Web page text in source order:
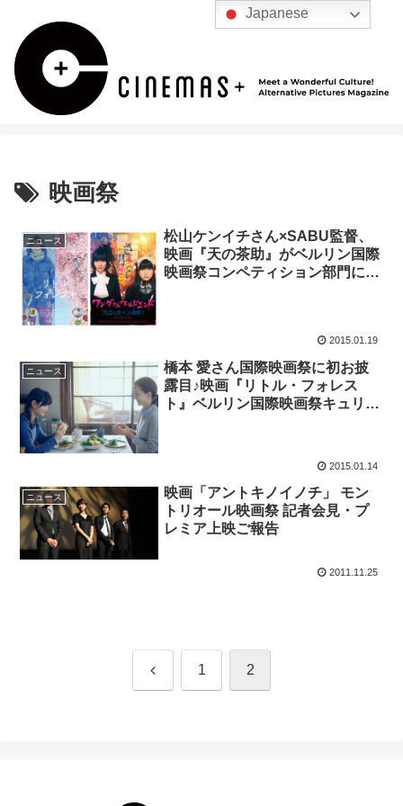
映画祭
ニュース
松山ケンイチさん×SABU監督、
映画『天の茶助』がベルリン国際
映画祭コンペティション部門に出
2015.01.19
ニュース
橋本 愛さん国際映画祭に初お披
露目♪映画『リトル・フォレス
ト』ベルリン国際映画祭キュリナ
2015.01.14
ニュース
映画「アントキノイノチ」 モン
トリオール映画祭 記者会見・プ
レミア上映ご報告
2011.11.25
前 1 2
Japanese